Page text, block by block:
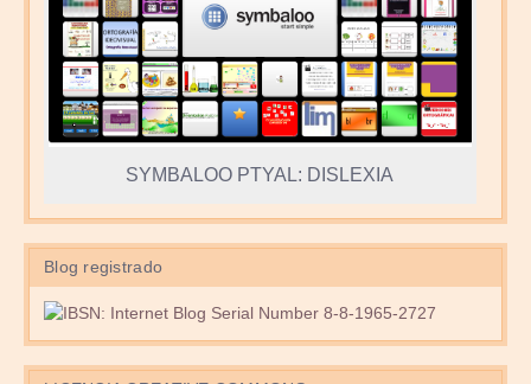
SYMBALOO PTYAL: DISLEXIA
Blog registrado